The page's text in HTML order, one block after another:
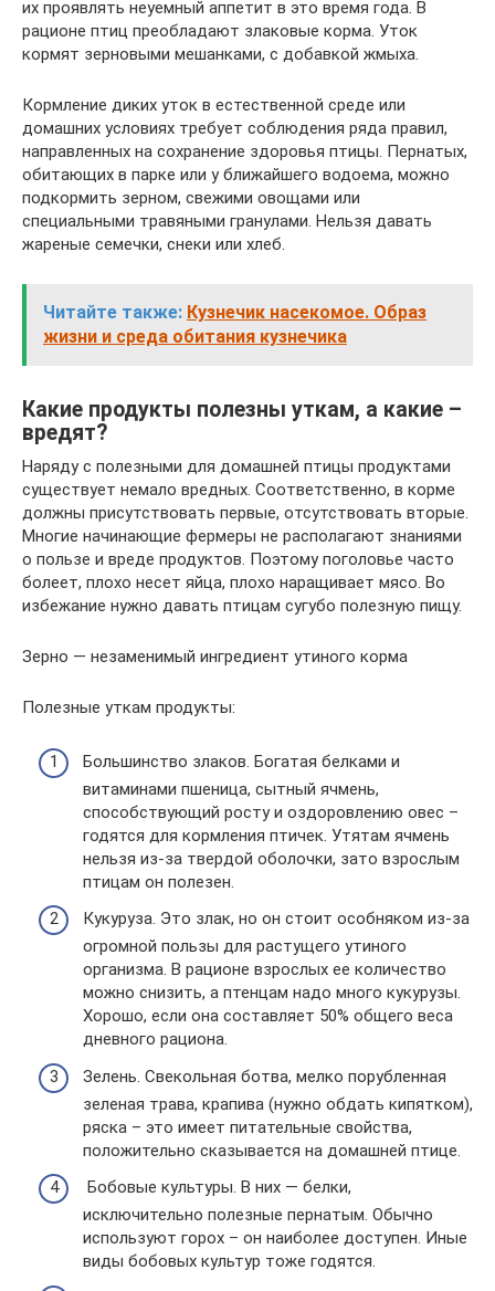
их проявлять неуемный аппетит в это время года. В
рационе птиц преобладают злаковые корма. Уток
кормят зерновыми мешанками, с добавкой жмыха.
Кормление диких уток в естественной среде или
домашних условиях требует соблюдения ряда правил,
направленных на сохранение здоровья птицы. Пернатых,
обитающих в парке или у ближайшего водоема, можно
подкормить зерном, свежими овощами или
специальными травяными гранулами. Нельзя давать
жареные семечки, снеки или хлеб.
Читайте также: Кузнечик насекомое. Образ
жизни и среда обитания кузнечика
Какие продукты полезны уткам, а какие –
вредят?
Наряду с полезными для домашней птицы продуктами
существует немало вредных. Соответственно, в корме
должны присутствовать первые, отсутствовать вторые.
Многие начинающие фермеры не располагают знаниями
о пользе и вреде продуктов. Поэтому поголовье часто
болеет, плохо несет яйца, плохо наращивает мясо. Во
избежание нужно давать птицам сугубо полезную пищу.
Зерно — незаменимый ингредиент утиного корма
Полезные уткам продукты:
Большинство злаков. Богатая белками и
витаминами пшеница, сытный ячмень,
способствующий росту и оздоровлению овес –
годятся для кормления птичек. Утятам ячмень
нельзя из-за твердой оболочки, зато взрослым
птицам он полезен.
Кукуруза. Это злак, но он стоит особняком из-за
огромной пользы для растущего утиного
организма. В рационе взрослых ее количество
можно снизить, а птенцам надо много кукурузы.
Хорошо, если она составляет 50% общего веса
дневного рациона.
Зелень. Свекольная ботва, мелко порубленная
зеленая трава, крапива (нужно обдать кипятком),
ряска – это имеет питательные свойства,
положительно сказывается на домашней птице.
Бобовые культуры. В них — белки,
исключительно полезные пернатым. Обычно
используют горох – он наиболее доступен. Иные
виды бобовых культур тоже годятся.